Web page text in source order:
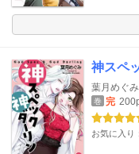
神スペ
葉月めぐみ
巻 完
お気に入り